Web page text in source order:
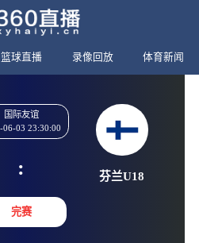
篮球直播 录像回放 体育新闻
国际友谊
2026-06-03 23:30:00
: